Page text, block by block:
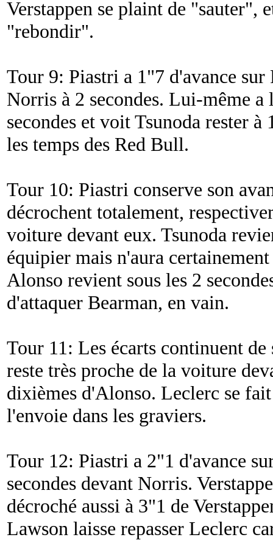
Verstappen se plaint de "sauter",
"rebondir".
Tour 9: Piastri a 1"7 d'avance sur
Norris à 2 secondes. Lui-même a
secondes et voit Tsunoda rester
les temps des Red Bull.
Tour 10: Piastri conserve son
décrochent totalement,
voiture devant eux. Tsunoda
équipier mais n'aura
Alonso revient sous les 2
d'attaquer Bearman, en vain.
Tour 11: Les écarts continuent
reste très proche de la voiture
dixièmes d'Alonso. Leclerc se
l'envoie dans les graviers.
Tour 12: Piastri a 2"1 d'avance
secondes devant Norris.
décroché aussi à 3"1 de
Lawson laisse repasser Leclerc